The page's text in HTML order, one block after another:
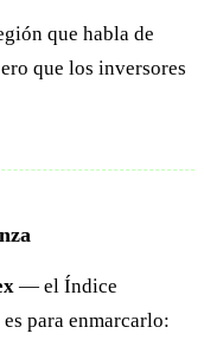
que habla de
que los inversores
— el Índice
para enmarcarlo: